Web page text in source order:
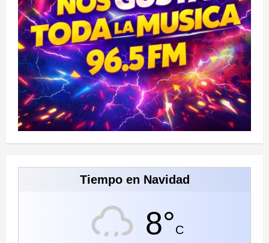
Tiempo en Navidad
8°C